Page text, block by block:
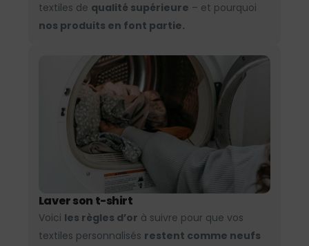
textiles de qualité supérieure – et pourquoi
nos produits en font partie.
Laver son t-shirt
Voici les règles d’or à suivre pour que vos
textiles personnalisés restent comme neufs